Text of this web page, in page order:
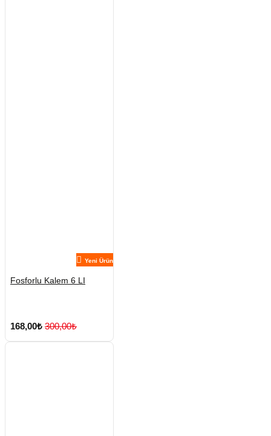
Yeni Ürün
Fosforlu Kalem 6 LI
168,00₺ 300,00₺